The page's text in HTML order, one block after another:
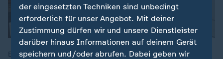
Europa wird trockener und es wird zu viel Wasser verbraucht.
der eingesetzten Techniken sind unbedingt
erforderlich für unser Angebot. Mit deiner
Zustimmung dürfen wir und unsere Dienstleister
darüber hinaus Informationen auf deinem Gerät
speichern und/oder abrufen. Dabei geben wir